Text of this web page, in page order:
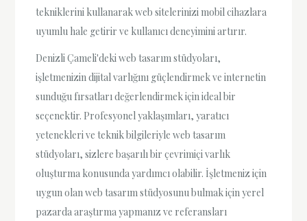
tekniklerini kullanarak web sitelerinizi mobil cihazlara
uyumlu hale getirir ve kullanıcı deneyimini artırır.
Denizli Çameli'deki web tasarım stüdyoları,
işletmenizin dijital varlığını güçlendirmek ve internetin
sunduğu fırsatları değerlendirmek için ideal bir
seçenektir. Profesyonel yaklaşımları, yaratıcı
yetenekleri ve teknik bilgileriyle web tasarım
stüdyoları, sizlere başarılı bir çevrimiçi varlık
oluşturma konusunda yardımcı olabilir. İşletmeniz için
uygun olan web tasarım stüdyosunu bulmak için yerel
pazarda araştırma yapmanız ve referansları